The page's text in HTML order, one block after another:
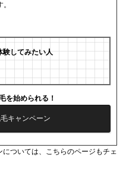
験してみたい人
を始められる！
キャンペーン
ついては、こちらのページもチェ